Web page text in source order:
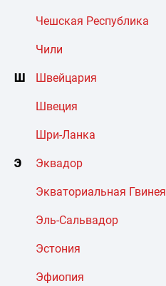
Чешская Республика
Чили
Ш Швейцария
Швеция
Шри-Ланка
Э Эквадор
Экваториальная Гвинея
Эль-Сальвадор
Эстония
Эфиопия